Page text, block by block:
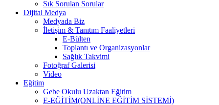
Sık Sorulan Sorular
Dijital Medya
Medyada Biz
İletişim & Tanıtım Faaliyetleri
E-Bülten
Toplantı ve Organizasyonlar
Sağlık Takvimi
Fotoğraf Galerisi
Video
Eğitim
Gebe Okulu Uzaktan Eğitim
E-EĞİTİM(ONLİNE EĞİTİM SİSTEMİ)